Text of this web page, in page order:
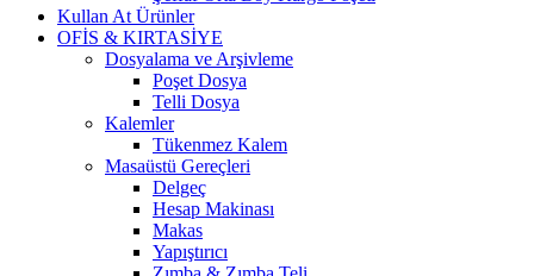
Kullan At Ürünler
OFİS & KIRTASİYE
Dosyalama ve Arşivleme
Poşet Dosya
Telli Dosya
Kalemler
Tükenmez Kalem
Masaüstü Gereçleri
Delgeç
Hesap Makinası
Makas
Yapıştırıcı